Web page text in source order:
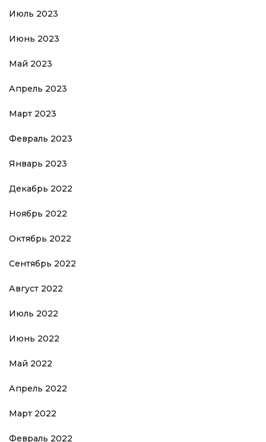
Июль 2023
Июнь 2023
Май 2023
Апрель 2023
Март 2023
Февраль 2023
Январь 2023
Декабрь 2022
Ноябрь 2022
Октябрь 2022
Сентябрь 2022
Август 2022
Июль 2022
Июнь 2022
Май 2022
Апрель 2022
Март 2022
Февраль 2022